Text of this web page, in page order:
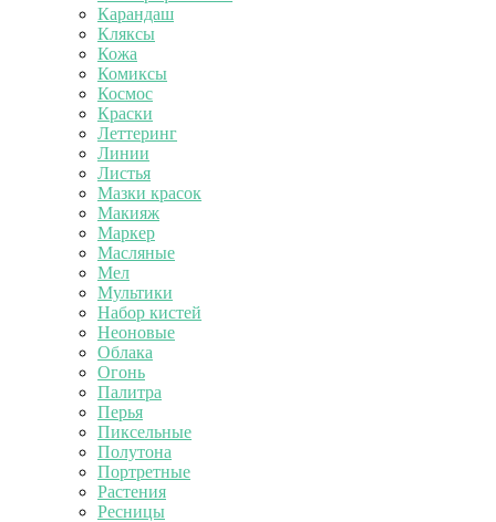
Карандаш
Кляксы
Кожа
Комиксы
Космос
Краски
Леттеринг
Линии
Листья
Мазки красок
Макияж
Маркер
Масляные
Мел
Мультики
Набор кистей
Неоновые
Облака
Огонь
Палитра
Перья
Пиксельные
Полутона
Портретные
Растения
Ресницы